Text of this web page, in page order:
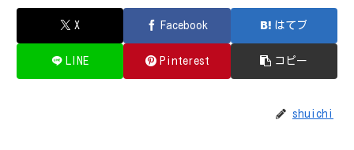
X Facebook はてブ
LINE Pinterest コピー
shuichi